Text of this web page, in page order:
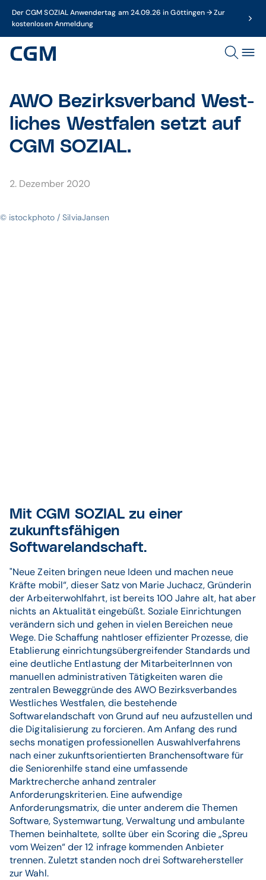
Der CGM SOZIAL Anwendertag am 24.09.26 in Göttingen → Zur
kostenlosen Anmeldung
AWO Bezirksverband West­
liches West­falen setzt auf
CGM SOZIAL.
2. Dezember 2020
© istockphoto / SilviaJansen
Mit CGM SOZIAL zu einer
zukunftsfähigen
Softwarelandschaft.
"Neue Zeiten bringen neue Ideen und machen neue
Kräfte mobil“, dieser Satz von Marie Juchacz, Gründerin
der Arbeiterwohlfahrt, ist bereits 100 Jahre alt, hat aber
nichts an Aktualität eingebüßt. Soziale Einrichtungen
verändern sich und gehen in vielen Bereichen neue
Wege. Die Schaffung nahtloser effizienter Prozesse, die
Etablierung einrichtungsübergreifender Standards und
eine deutliche Entlastung der MitarbeiterInnen von
manuellen administrativen Tätigkeiten waren die
zentralen Beweggründe des AWO Bezirksverbandes
Westliches Westfalen, die bestehende
Softwarelandschaft von Grund auf neu aufzustellen und
die Digitalisierung zu forcieren. Am Anfang des rund
sechs monatigen professionellen Auswahlverfahrens
nach einer zukunftsorientierten Branchensoftware für
die Seniorenhilfe stand eine umfassende
Marktrecherche anhand zentraler
Anforderungskriterien. Eine aufwendige
Anforderungsmatrix, die unter anderem die Themen
Software, Systemwartung, Verwaltung und ambulante
Themen beinhaltete, sollte über ein Scoring die „Spreu
vom Weizen“ der 12 infrage kommenden Anbieter
trennen. Zuletzt standen noch drei Softwarehersteller
zur Wahl.